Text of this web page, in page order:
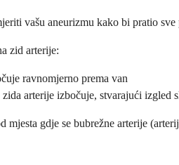
vašu aneurizmu kako bi pratio
zid arterije:
ravnomjerno prema van
arterije izbočuje, stvarajući izgled
gdje se bubrežne arterije